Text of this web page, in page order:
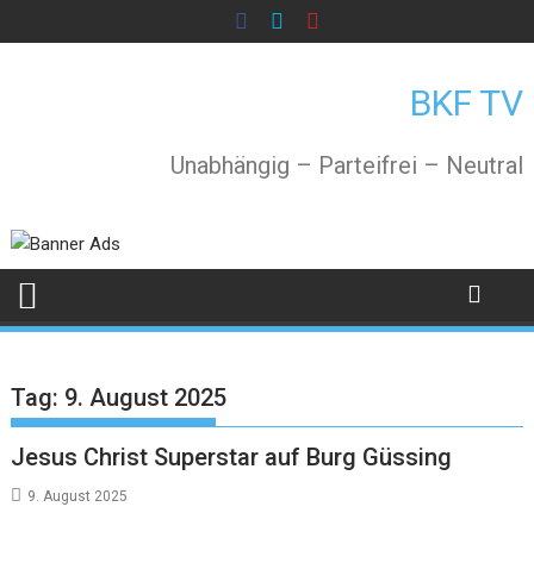
to
BKF TV
Unabhängig – Parteifrei – Neutral
Tag: 9. August 2025
Jesus Christ Superstar auf Burg Güssing
9. August 2025